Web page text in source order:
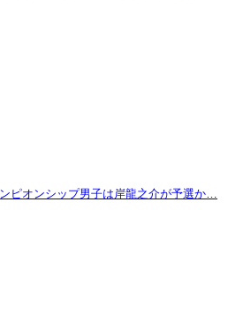
ピオンシップ男子は岸龍之介が予選か…